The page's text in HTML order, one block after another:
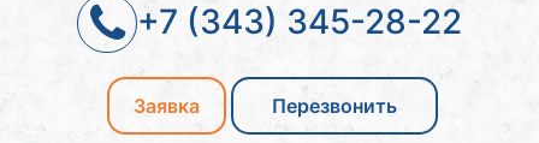
+7 (343) 345-28-22
Заявка Перезвонить